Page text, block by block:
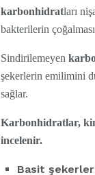
karbonhidratları
bakterilerin
Sindirilemeyen
şekerlerin emilimini
sağlar.
Karbonhidratlar,
incelenir.
Basit